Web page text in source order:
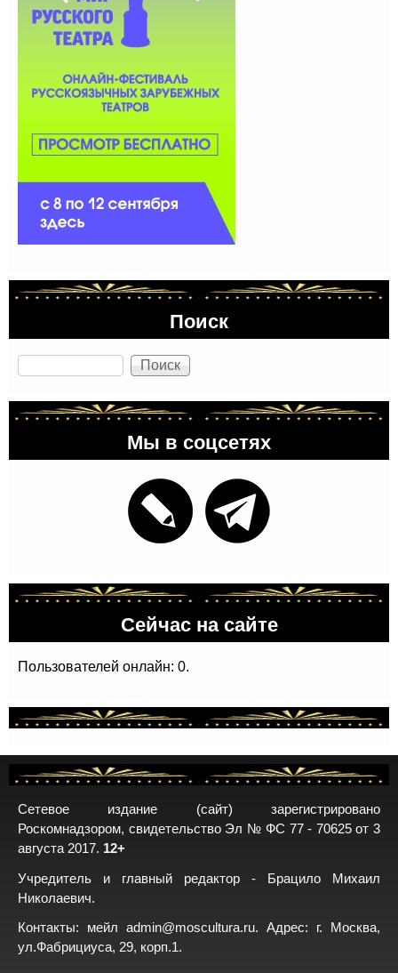
Поиск
Поиск
Мы в соцсетях
Сейчас на сайте
Пользователей онлайн: 0.
Сетевое издание (сайт) зарегистрировано
Роскомнадзором, свидетельство Эл № ФС 77 - 70625 от 3
августа 2017. 12+
Учредитель и главный редактор - Брацило Михаил
Николаевич.
Контакты: мейл admin@moscultura.ru. Адрес: г. Москва,
ул.Фабрициуса, 29, корп.1.